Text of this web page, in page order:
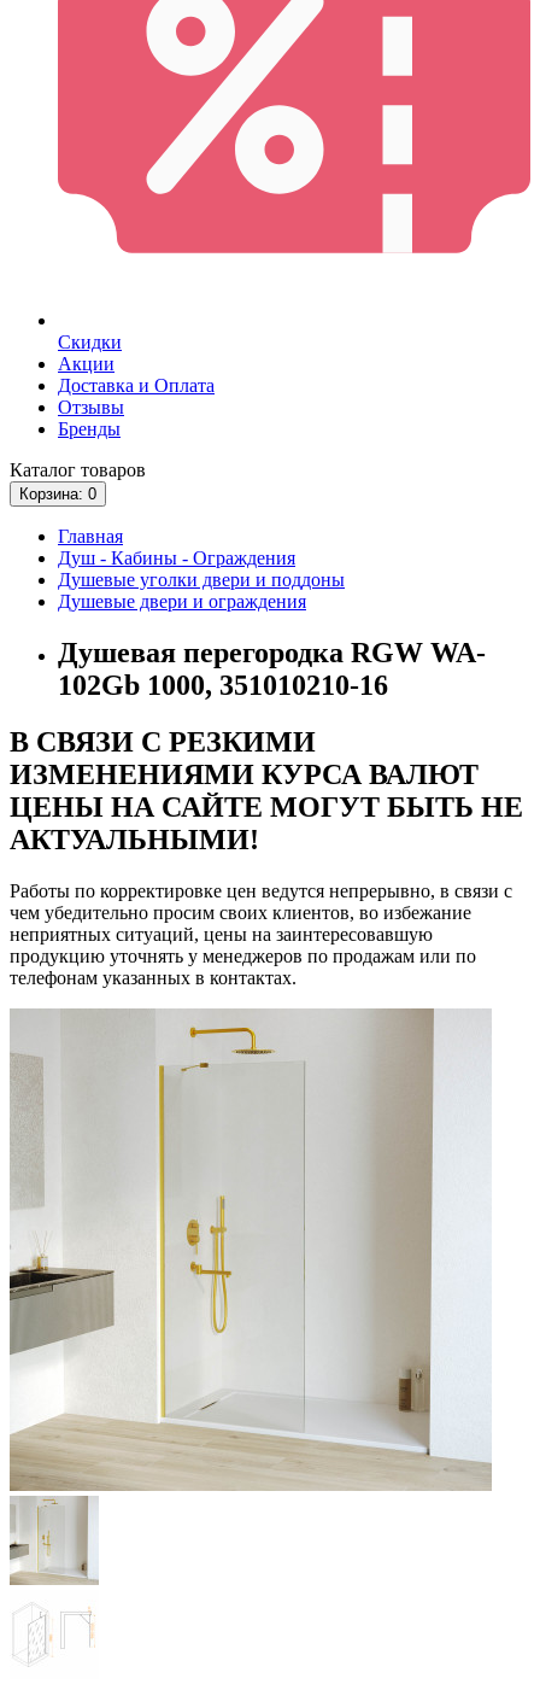
Скидки
Акции
Доставка и Оплата
Отзывы
Бренды
Каталог товаров
Корзина: 0
Главная
Душ - Кабины - Ограждения
Душевые уголки двери и поддоны
Душевые двери и ограждения
Душевая перегородка RGW WA-
102Gb 1000, 351010210-16
В СВЯЗИ С РЕЗКИМИ
ИЗМЕНЕНИЯМИ КУРСА ВАЛЮТ
ЦЕНЫ НА САЙТЕ МОГУТ БЫТЬ НЕ
АКТУАЛЬНЫМИ!
Работы по корректировке цен ведутся непрерывно, в связи с
чем убедительно просим своих клиентов, во избежание
неприятных ситуаций, цены на заинтересовавшую
продукцию уточнять у менеджеров по продажам или по
телефонам указанных в контактах.